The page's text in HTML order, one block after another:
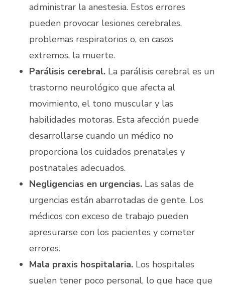
administrar la anestesia. Estos errores
pueden provocar lesiones cerebrales,
problemas respiratorios o, en casos
extremos, la muerte.
Parálisis cerebral. La parálisis cerebral es un
trastorno neurológico que afecta al
movimiento, el tono muscular y las
habilidades motoras. Esta afección puede
desarrollarse cuando un médico no
proporciona los cuidados prenatales y
postnatales adecuados.
Negligencias en urgencias. Las salas de
urgencias están abarrotadas de gente. Los
médicos con exceso de trabajo pueden
apresurarse con los pacientes y cometer
errores.
Mala praxis hospitalaria. Los hospitales
suelen tener poco personal, lo que hace que